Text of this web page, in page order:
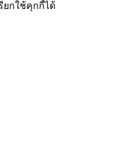
ยกใช้คุกกี้ได้